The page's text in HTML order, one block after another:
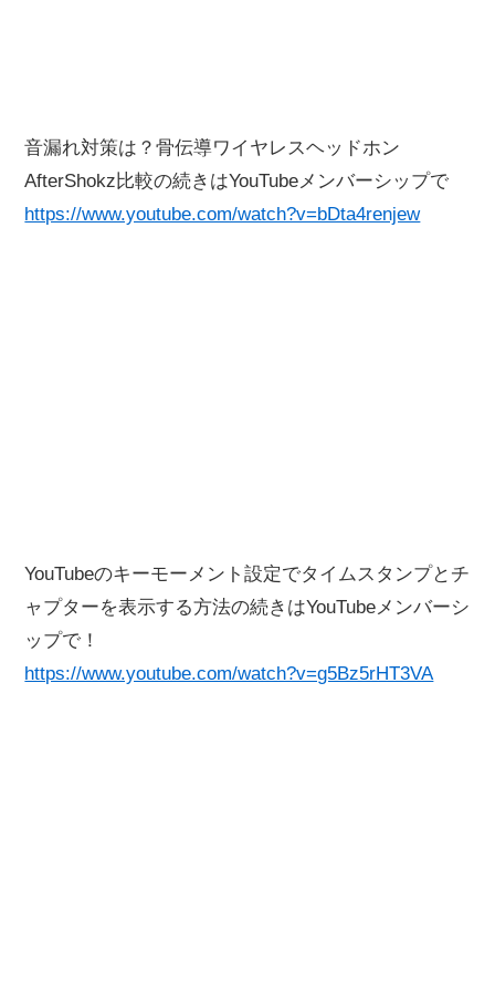
音漏れ対策は？骨伝導ワイヤレスヘッドホン
AfterShokz比較の続きはYouTubeメンバーシップで
https://www.youtube.com/watch?v=bDta4renjew
YouTubeのキーモーメント設定でタイムスタンプとチ
ャプターを表示する方法の続きはYouTubeメンバーシ
ップで！
https://www.youtube.com/watch?v=g5Bz5rHT3VA